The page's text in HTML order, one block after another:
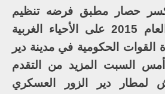
حصار مطبق فرضه تنظيم
داعش منذ مطلع العام 2015 على الأحياء الغربية
القوات الحكومية في مدينة دير
السبت المزيد من التقدم
دير الزور العسكري